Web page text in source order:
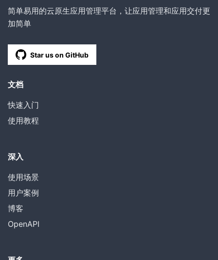
简单易用的云原生应用管理平台，让应用管理和应用交付更
加简单
Star us on GitHub
文档
快速入门
使用教程
深入
使用场景
用户案例
博客
OpenAPI